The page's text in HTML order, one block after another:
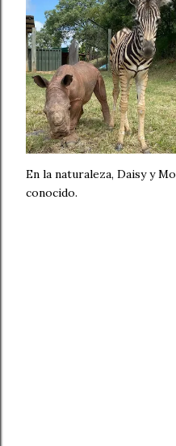
En la naturaleza, Daisy y
conocido.